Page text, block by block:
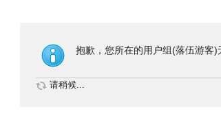
索
抱歉，您所在的用户组(落伍游客)
请稍候...